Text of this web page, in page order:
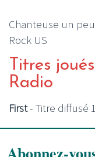
Chanteuse un
Rock US
Titres
Radio
First- Titre diffusé